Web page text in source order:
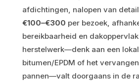
afdichtingen, nalopen van
€100–€300 per bezoek,
bereikbaarheid en
herstelwerk—denk aan een
bitumen/EPDM of het
pannen—valt doorgaans in de